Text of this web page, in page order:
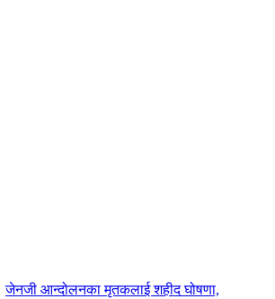
जेनजी आन्दोलनका मृतकलाई शहीद घोषणा,